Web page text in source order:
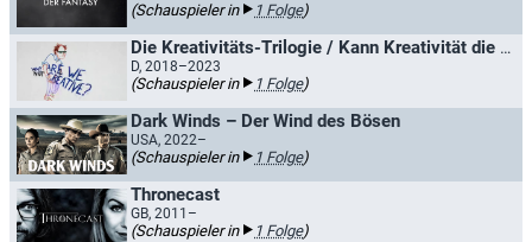
(Schauspieler in 1 Folge)
Die Kreativitäts-Trilogie / Kann Kreativität die Welt retten?
D, 2018–2023
(Schauspieler in 1 Folge)
Dark Winds – Der Wind des Bösen
USA, 2022–
(Schauspieler in 1 Folge)
Thronecast
GB, 2011–
(Schauspieler in 1 Folge)